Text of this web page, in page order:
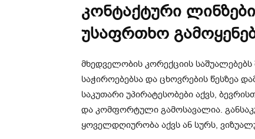
კონტაქტური
უსაფრთხო
მხედველობის კორექციის
საჭიროებებსა და ცხოვრების წესზეა
საკუთარი უპირატესობები აქვს,
და კომფორტული გამოსავალია.
ყოველდღიურობა აქვს ან სურს,